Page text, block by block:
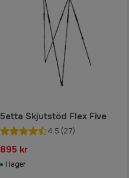
5etta Skjutstöd Flex Five
4.5 (27)
895 kr
I lager